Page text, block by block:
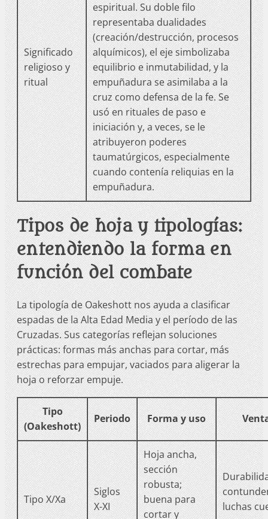
Significado
religioso y
ritual
espiritual. Su doble filo
representaba dualidades
(creación/destrucción, procesos
alquímicos), el eje simbolizaba
equilibrio e inmutabilidad, y la
empuñadura se asimilaba a la
cruz como defensa de la fe. Se
usó en rituales de paso e
iniciación y, a veces, se le
atribuyeron poderes
taumatúrgicos, especialmente
cuando contenía reliquias en la
empuñadura.
Tipos de hoja y tipologías:
entendiendo la forma en
función del combate
La tipología de Oakeshott nos ayuda a clasificar
espadas de la Alta Edad Media y el período de las
Cruzadas. Sus categorías reflejan soluciones
prácticas: formas más anchas para cortar, más
estrechas para empujar, vaciados para aligerar la
hoja o reforzar empuje.
Tipo
(Oakeshott)
Periodo Forma y uso
Tipo X/Xa
Siglos
X-XI
Hoja ancha,
sección
robusta;
buena para
cortar y
luchas